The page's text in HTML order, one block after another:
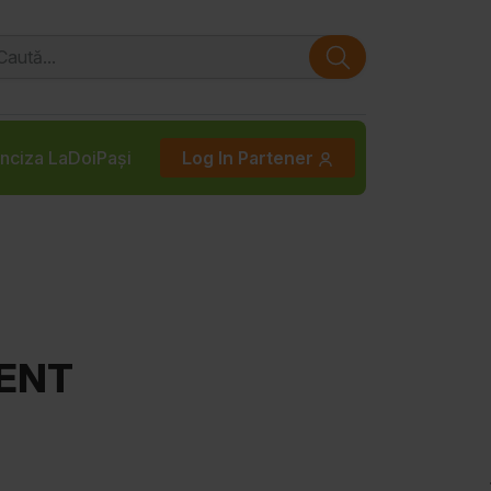
LaDoiPași Log In Partener